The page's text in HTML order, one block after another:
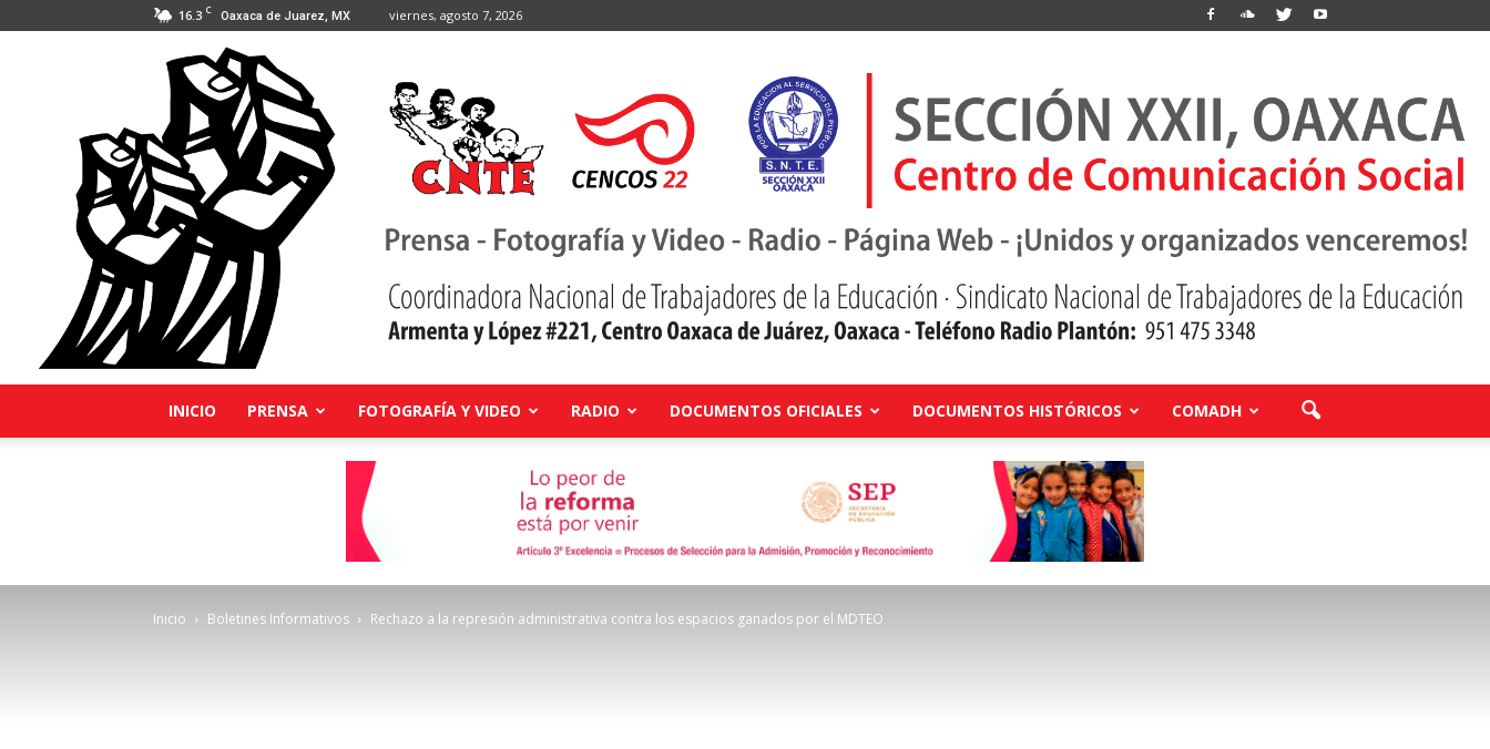
16.3 C Oaxaca de Juarez, MX viernes, agosto 7, 2026
INICIO PRENSA FOTOGRAFÍA Y VIDEO RADIO DOCUMENTOS OFICIALES DOCUMENTOS HISTÓRICOS COMADH
Inicio Boletines Informativos Rechazo a la represión administrativa contra los espacios ganados por el MDTEO